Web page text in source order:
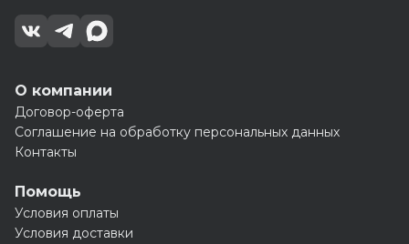
О компании
Договор-оферта
Соглашение на обработку персональных данных
Контакты
Помощь
Условия оплаты
Условия доставки